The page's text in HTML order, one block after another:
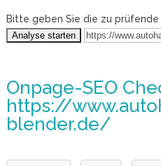
Bitte geben Sie die zu prüfende
Onpage-SEO
https://
blender.de/